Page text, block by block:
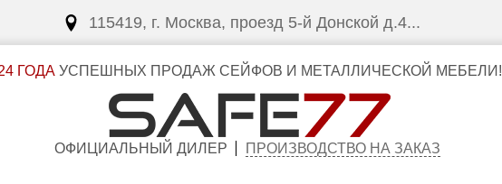
115419, г. Москва, проезд 5-й Донской д.4...
ГОДАУСПЕШНЫХ ПРОДАЖ СЕЙФОВ И МЕТАЛЛИЧЕСКОЙ МЕБЕЛИ!
ОФИЦИАЛЬНЫЙ ДИЛЕР ПРОИЗВОДСТВО НА ЗАКАЗ